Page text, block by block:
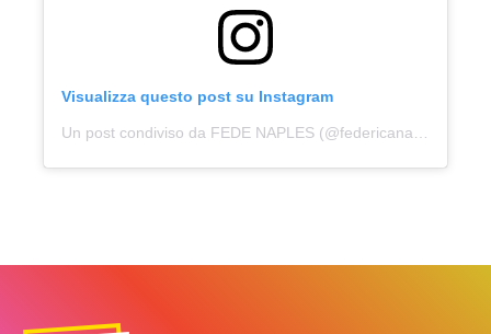
Visualizza questo post su Instagram
Un post condiviso da FEDE NAPLES (@federicanaples)